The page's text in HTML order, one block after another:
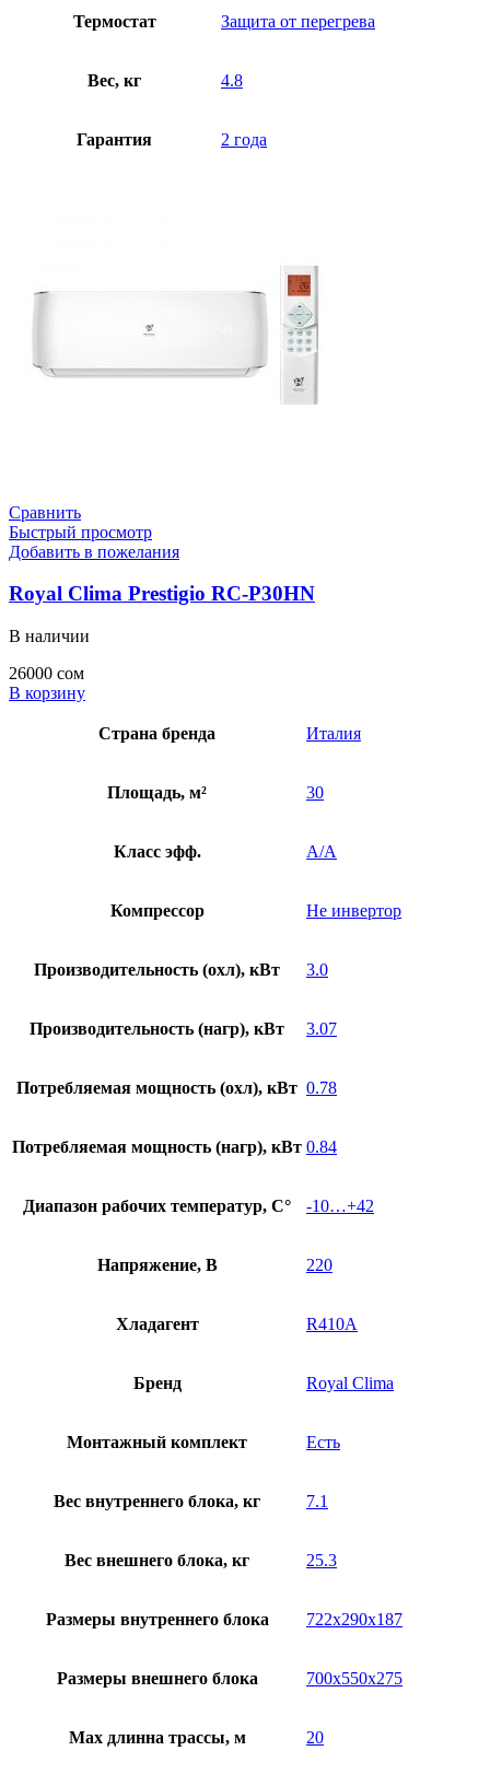
Термостат Защита от перегрева
Вес, кг 4.8
Гарантия 2 года
Сравнить
Быстрый просмотр
Добавить в пожелания
Royal Clima Prestigio RC-P30HN
В наличии
26000 сом
В корзину
Страна бренда Италия
Площадь, м² 30
Класс эфф. A/A
Компрессор Не инвертор
Производительность (охл), кВт 3.0
Производительность (нагр), кВт 3.07
Потребляемая мощность (охл), кВт 0.78
Потребляемая мощность (нагр), кВт 0.84
Диапазон рабочих температур, С° -10…+42
Напряжение, В 220
Хладагент R410A
Бренд Royal Clima
Монтажный комплект Есть
Вес внутреннего блока, кг 7.1
Вес внешнего блока, кг 25.3
Размеры внутреннего блока 722x290x187
Размеры внешнего блока 700x550x275
Мах длинна трассы, м 20